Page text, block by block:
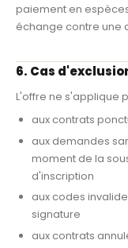
paiement en
échange contre une
6. Cas
L'offre ne s'applique
aux contrats
aux demandes
moment de la
d'inscription
aux codes
signature
aux contrats